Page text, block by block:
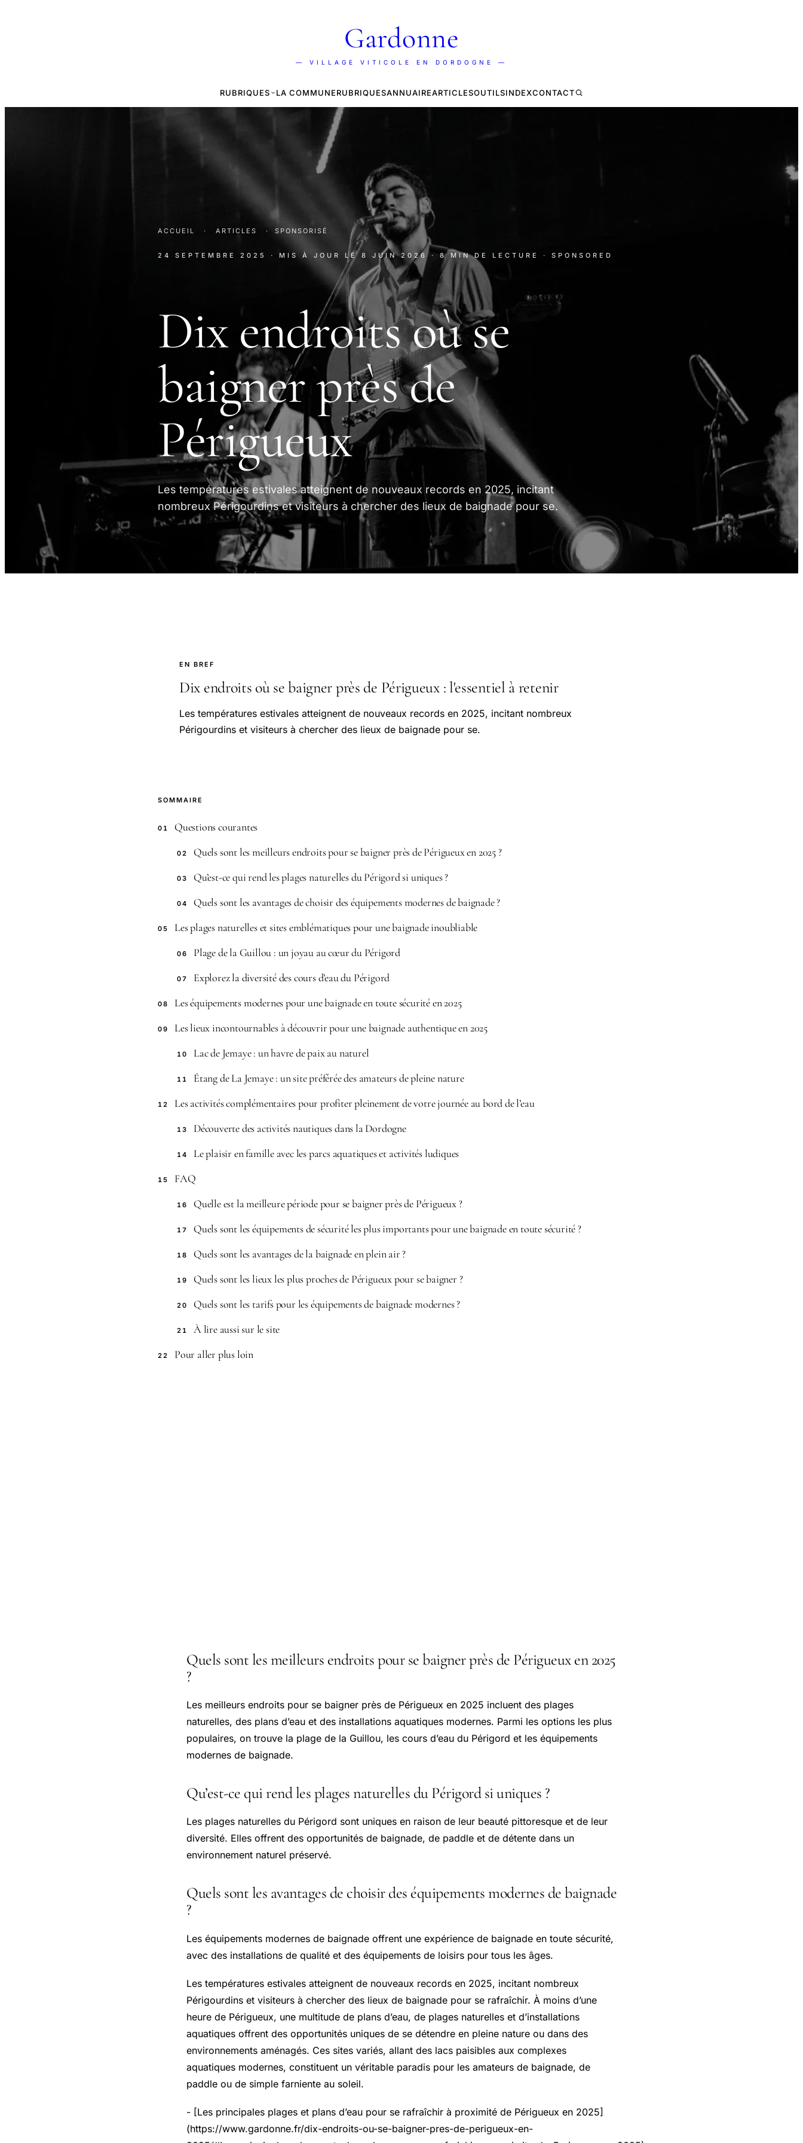
Gardonne
— VILLAGE VITICOLE EN DORDOGNE —
RUBRIQUES LA COMMUNERUBRIQUESANNUAIREARTICLESOUTILSINDEXCONTACT
ACCUEIL · ARTICLES · SPONSORISÉ
24 SEPTEMBRE 2025 · MIS À JOUR LE 8 JUIN 2026 · 8 MIN DE LECTURE · SPONSORED
Dix endroits où se
baigner près de
Périgueux
Les températures estivales atteignent de nouveaux records en 2025, incitant
nombreux Périgourdins et visiteurs à chercher des lieux de baignade pour se.
EN BREF
Dix endroits où se baigner près de Périgueux : l'essentiel à retenir
Les températures estivales atteignent de nouveaux records en 2025, incitant nombreux
Périgourdins et visiteurs à chercher des lieux de baignade pour se.
SOMMAIRE
01 Questions courantes
02 Quels sont les meilleurs endroits pour se baigner près de Périgueux en 2025 ?
03 Qu’est-ce qui rend les plages naturelles du Périgord si uniques ?
04 Quels sont les avantages de choisir des équipements modernes de baignade ?
05 Les plages naturelles et sites emblématiques pour une baignade inoubliable
06 Plage de la Guillou : un joyau au cœur du Périgord
07 Explorez la diversité des cours d’eau du Périgord
08 Les équipements modernes pour une baignade en toute sécurité en 2025
09 Les lieux incontournables à découvrir pour une baignade authentique en 2025
10 Lac de Jemaye : un havre de paix au naturel
11 Étang de La Jemaye : un site préférée des amateurs de pleine nature
12 Les activités complémentaires pour profiter pleinement de votre journée au bord de l’eau
13 Découverte des activités nautiques dans la Dordogne
14 Le plaisir en famille avec les parcs aquatiques et activités ludiques
15 FAQ
16 Quelle est la meilleure période pour se baigner près de Périgueux ?
17 Quels sont les équipements de sécurité les plus importants pour une baignade en toute sécurité ?
18 Quels sont les avantages de la baignade en plein air ?
19 Quels sont les lieux les plus proches de Périgueux pour se baigner ?
20 Quels sont les tarifs pour les équipements de baignade modernes ?
21 À lire aussi sur le site
22 Pour aller plus loin
Quels sont les meilleurs endroits pour se baigner près de Périgueux en 2025
?
Les meilleurs endroits pour se baigner près de Périgueux en 2025 incluent des plages
naturelles, des plans d’eau et des installations aquatiques modernes. Parmi les options les plus
populaires, on trouve la plage de la Guillou, les cours d’eau du Périgord et les équipements
modernes de baignade.
Qu’est-ce qui rend les plages naturelles du Périgord si uniques ?
Les plages naturelles du Périgord sont uniques en raison de leur beauté pittoresque et de leur
diversité. Elles offrent des opportunités de baignade, de paddle et de détente dans un
environnement naturel préservé.
Quels sont les avantages de choisir des équipements modernes de baignade
?
Les équipements modernes de baignade offrent une expérience de baignade en toute sécurité,
avec des installations de qualité et des équipements de loisirs pour tous les âges.
Les températures estivales atteignent de nouveaux records en 2025, incitant nombreux
Périgourdins et visiteurs à chercher des lieux de baignade pour se rafraîchir. À moins d’une
heure de Périgueux, une multitude de plans d’eau, de plages naturelles et d’installations
aquatiques offrent des opportunités uniques de se détendre en pleine nature ou dans des
environnements aménagés. Ces sites variés, allant des lacs paisibles aux complexes
aquatiques modernes, constituent un véritable paradis pour les amateurs de baignade, de
paddle ou de simple farniente au soleil.
- [Les principales plages et plans d’eau pour se rafraîchir à proximité de Périgueux en 2025]
(https://www.gardonne.fr/dix-endroits-ou-se-baigner-pres-de-perigueux-en-